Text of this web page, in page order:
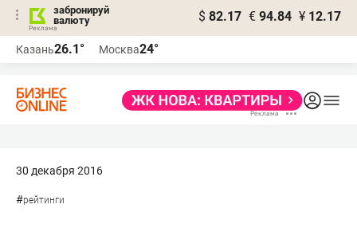
забронируй
валюту
$ 82.17 € 94.84 ¥ 12.17
Казань26.1° Москва24°
30 декабря 2016
#рейтинги